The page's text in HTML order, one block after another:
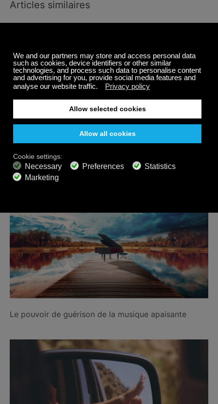
Articles similaires
La Vie Végétale pour une Vie Calme
Le pouvoir de guérison de la musique apaisante